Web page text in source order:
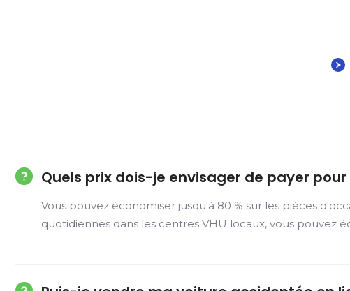
Quels prix dois-je envisager de payer
Vous pouvez économiser jusqu'à 80 % sur les pièces
quotidiennes dans les centres VHU locaux, vous pouvez